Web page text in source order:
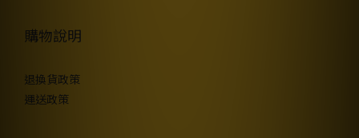
購物說明
退換貨政策
運送政策